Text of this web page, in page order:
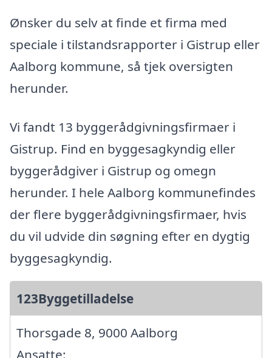
Ønsker du selv at finde et firma med
speciale i tilstandsrapporter i Gistrup eller
Aalborg kommune, så tjek oversigten
herunder.
Vi fandt 13 byggerådgivningsfirmaer i
Gistrup. Find en byggesagkyndig eller
byggerådgiver i Gistrup og omegn
herunder. I hele Aalborg kommunefindes
der flere byggerådgivningsfirmaer, hvis
du vil udvide din søgning efter en dygtig
byggesagkyndig.
123Byggetilladelse
Thorsgade 8, 9000 Aalborg
Ansatte: